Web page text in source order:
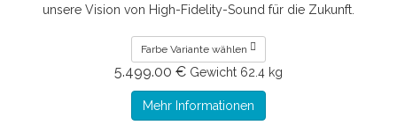
unsere Vision von High-Fidelity-Sound für die Zukunft.
Farbe Variante wählen
5.499.00 € Gewicht 62.4 kg
Mehr Informationen